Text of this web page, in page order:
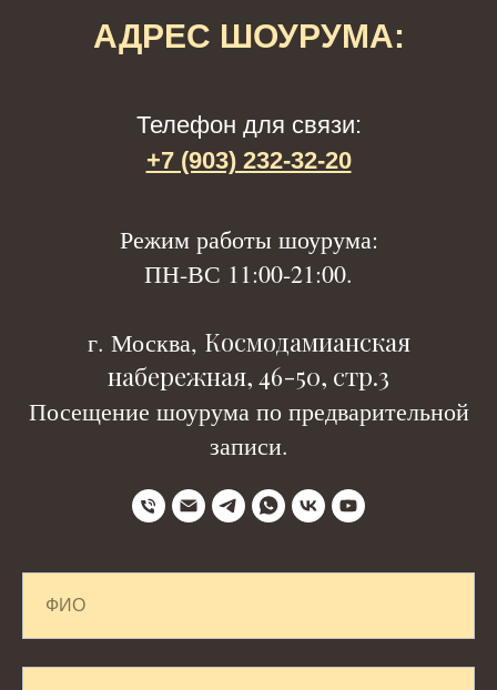
АДРЕС ШОУРУМА:
Телефон для связи:
+7 (903) 232-32-20
Режим работы шоурума:
ПН-ВС 11:00-21:00.
г. Москва, Космодамианская
набережная, 46-50, стр.3
Посещение шоурума по предварительной
записи.